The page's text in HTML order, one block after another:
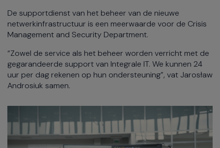
De supportdienst van het beheer van de nieuwe
netwerkinfrastructuur is een meerwaarde voor de Crisis
Management and Security Department.
“Zowel de service als het beheer worden verricht met de
gegarandeerde support van Integrale IT. We kunnen 24
uur per dag rekenen op hun ondersteuning”, vat Jarosław
Androsiuk samen.